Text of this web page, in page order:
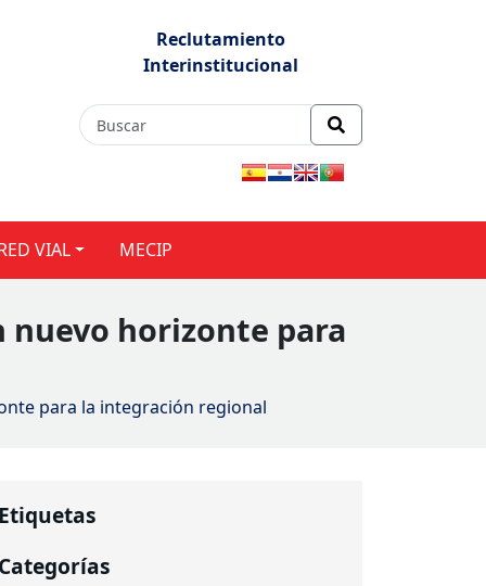
Reclutamiento
Interinstitucional
VIAL MECIP
nuevo horizonte para
para la integración regional
Etiquetas
Categorías